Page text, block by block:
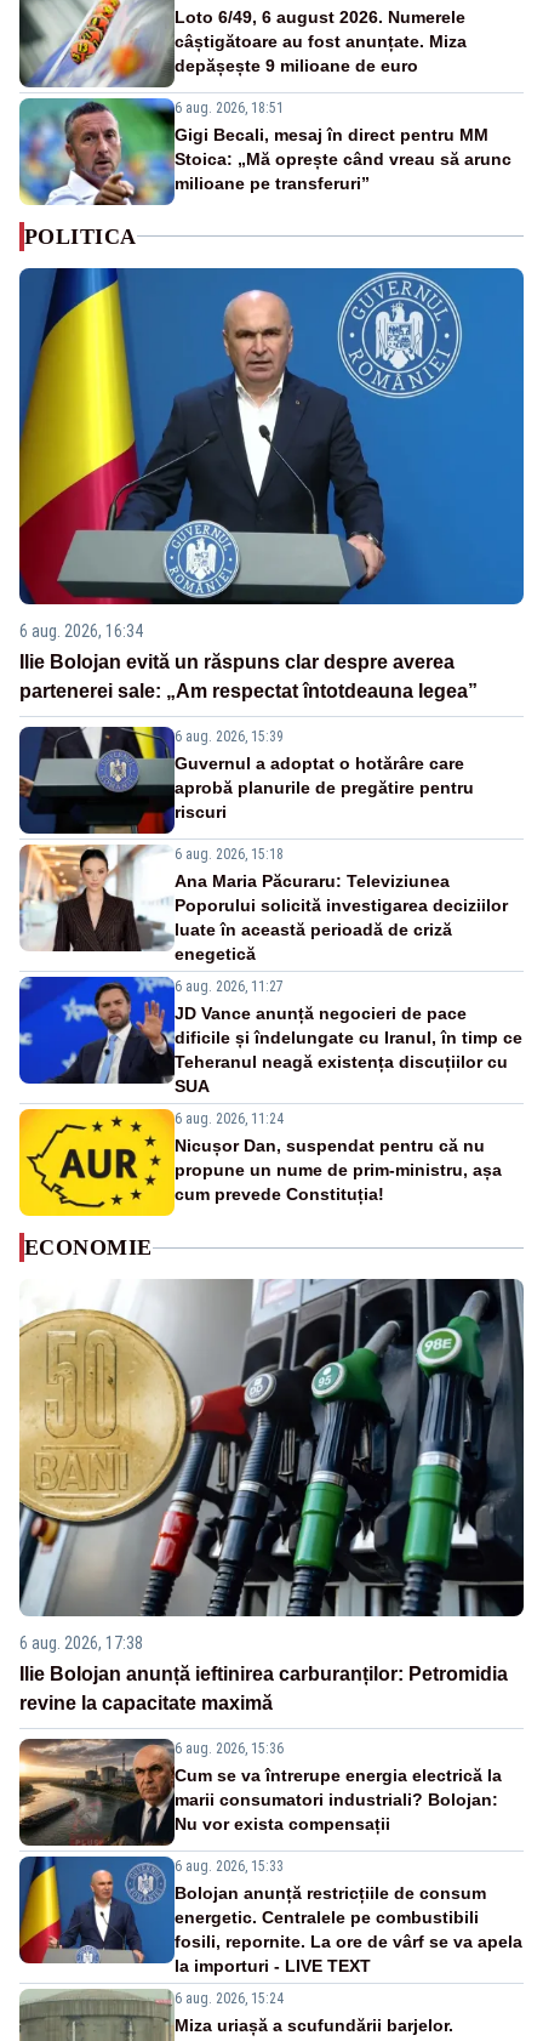
Loto 6/49, 6 august 2026. Numerele
câștigătoare au fost anunțate. Miza
depășește 9 milioane de euro
6 aug. 2026, 18:51
Gigi Becali, mesaj în direct pentru MM
Stoica: „Mă oprește când vreau să arunc
milioane pe transferuri”
POLITICA
6 aug. 2026, 16:34
Ilie Bolojan evită un răspuns clar despre averea
partenerei sale: „Am respectat întotdeauna legea”
6 aug. 2026, 15:39
Guvernul a adoptat o hotărâre care
aprobă planurile de pregătire pentru
riscuri
6 aug. 2026, 15:18
Ana Maria Păcuraru: Televiziunea
Poporului solicită investigarea deciziilor
luate în această perioadă de criză
enegetică
6 aug. 2026, 11:27
JD Vance anunță negocieri de pace
dificile și îndelungate cu Iranul, în timp ce
Teheranul neagă existența discuțiilor cu
SUA
6 aug. 2026, 11:24
Nicușor Dan, suspendat pentru că nu
propune un nume de prim-ministru, așa
cum prevede Constituția!
ECONOMIE
6 aug. 2026, 17:38
Ilie Bolojan anunță ieftinirea carburanților: Petromidia
revine la capacitate maximă
6 aug. 2026, 15:36
Cum se va întrerupe energia electrică la
marii consumatori industriali? Bolojan:
Nu vor exista compensații
6 aug. 2026, 15:33
Bolojan anunță restricțiile de consum
energetic. Centralele pe combustibili
fosili, repornite. La ore de vârf se va apela
la importuri - LIVE TEXT
6 aug. 2026, 15:24
Miza uriașă a scufundării barjelor.